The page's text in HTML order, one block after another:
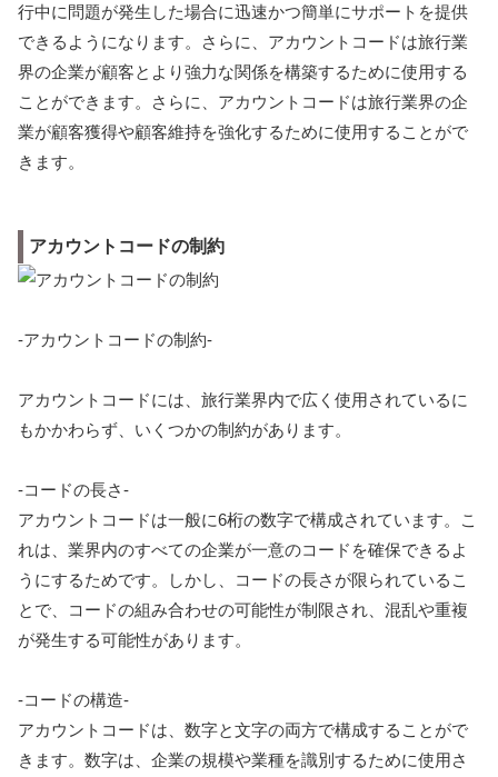
行中に問題が発生した場合に迅速かつ簡単にサポートを提供
できるようになります。さらに、アカウントコードは旅行業
界の企業が顧客とより強力な関係を構築するために使用する
ことができます。さらに、アカウントコードは旅行業界の企
業が顧客獲得や顧客維持を強化するために使用することがで
きます。
アカウントコードの制約
-アカウントコードの制約-
アカウントコードには、旅行業界内で広く使用されているに
もかかわらず、いくつかの制約があります。
-コードの長さ-
アカウントコードは一般に6桁の数字で構成されています。こ
れは、業界内のすべての企業が一意のコードを確保できるよ
うにするためです。しかし、コードの長さが限られているこ
とで、コードの組み合わせの可能性が制限され、混乱や重複
が発生する可能性があります。
-コードの構造-
アカウントコードは、数字と文字の両方で構成することがで
きます。数字は、企業の規模や業種を識別するために使用さ